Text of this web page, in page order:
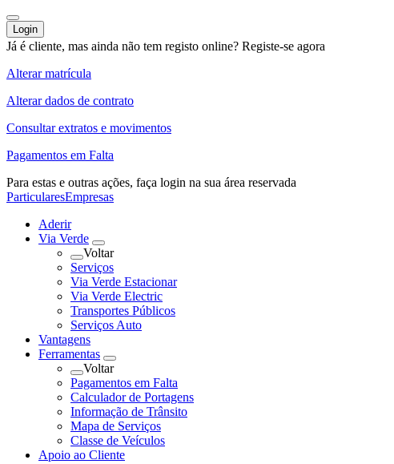
Login
Já é cliente, mas ainda não tem registo online? Registe-se agora
Alterar matrícula
Alterar dados de contrato
Consultar extratos e movimentos
Pagamentos em Falta
Para estas e outras ações, faça login na sua área reservada
ParticularesEmpresas
Aderir
Via Verde
Voltar
Serviços
Via Verde Estacionar
Via Verde Electric
Transportes Públicos
Serviços Auto
Vantagens
Ferramentas
Voltar
Pagamentos em Falta
Calculador de Portagens
Informação de Trânsito
Mapa de Serviços
Classe de Veículos
Apoio ao Cliente